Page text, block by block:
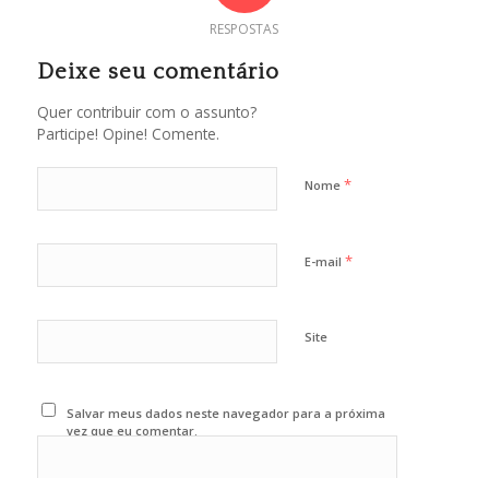
RESPOSTAS
Deixe seu comentário
Quer contribuir com o assunto?
Participe! Opine! Comente.
Nome *
E-mail *
Site
Salvar meus dados neste navegador para a próxima
vez que eu comentar.